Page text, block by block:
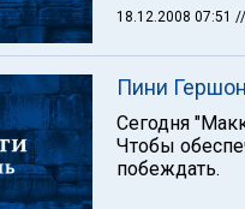
18.12.2008 07:51
Пини
Сегодня
Чтобы
побеждать.